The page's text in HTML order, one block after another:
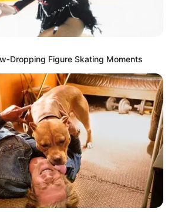
és személyi szabadság
miatt feljelentést tettek
után
rögzíti, hogy minden gyermeknek
testi, szellemi és erkölcsi
Figure Skating Moments